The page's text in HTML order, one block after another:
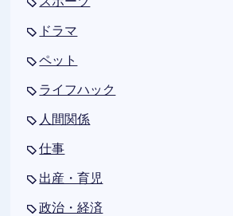
ドラマ
ペット
ライフハック
人間関係
仕事
出産・育児
政治・経済